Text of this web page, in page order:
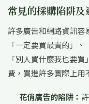
常見的採購陷阱及
許多廣告和網路資訊容
「一定要買最貴的」
「別人買什麼我也要
費，買進許多實際上用
花俏廣告的陷阱：